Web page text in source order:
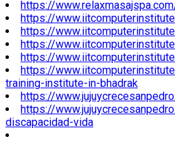
https://
https://
https://
https://
https://
https://
training-institute-in-bhadrak
https://
https://
discapacidad-vida